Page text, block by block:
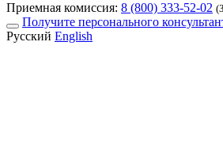
Приемная комиссия: 8 (800) 333-52-02
Получите персонального
Русский English